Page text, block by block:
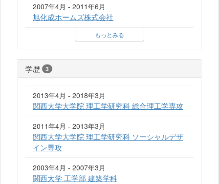
2007年4月 - 2011年6月
旭化成ホームズ株式会社
もっとみる
学歴 3
2013年4月 - 2018年3月
関西大学大学院 理工学研究科 総合理工学専攻
2011年4月 - 2013年3月
関西大学大学院 理工学研究科 ソーシャルデザ
イン専攻
2003年4月 - 2007年3月
関西大学 工学部 建築学科